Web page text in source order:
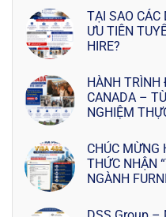
TẠI SAO CÁC
ƯU TIÊN
HIRE?
HÀNH TRÌNH
CANADA –
NGHIỆM
CHÚC MỪNG
THỨC NHẬN
NGÀNH